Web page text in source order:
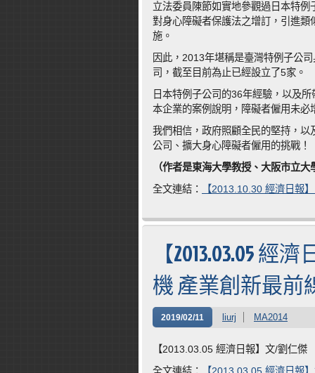
立法委員陳節如實地參觀過日本特
對身心障礙者保護法之增訂，引進
施。
因此，2013年堪稱是臺灣特例子公
司，截至目前為止已經設立了5家。
日本特例子公司的36年經驗，以及
本企業的案例說明，障礙者僱用未
我們相信，政府照顧全民的堅持，
公司、擴大身心障礙者僱用的挑戰！
（作者是東海大學教授、大阪市立大
全文連結：
【2013.10.30 經濟日報
【2013.03.05 經
機 產業創新最前
2019/02/11 liurj MA2014
【2013.03.05 經濟日報】文/劉仁傑